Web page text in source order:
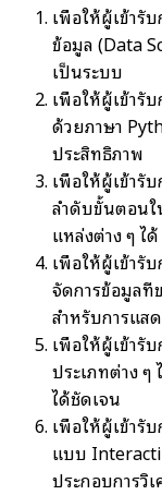
เพื่อให้ผู้เข้ารั
ข้อมูล (Data
เป็นระบบ
เพื่อให้ผู้เข้ารั
ด้วยภาษา
ประสิทธิภาพ
เพื่อให้ผู้เข้ารั
ลำดับขั้นตอนใ
แหล่งต่าง ๆ ได้
เพื่อให้ผู้เข้ารั
จัดการข้อมูล
สำหรับการแส
เพื่อให้ผู้เข้ารั
ประเภทต่าง ๆ
ได้ชัดเจน
เพื่อให้ผู้เข้ารั
แบบ
ประกอบการวิเ